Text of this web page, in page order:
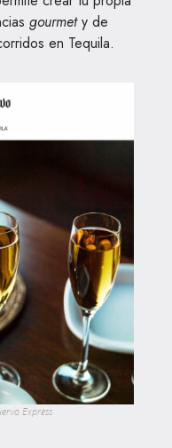
gourmety de
en Tequila.
Express